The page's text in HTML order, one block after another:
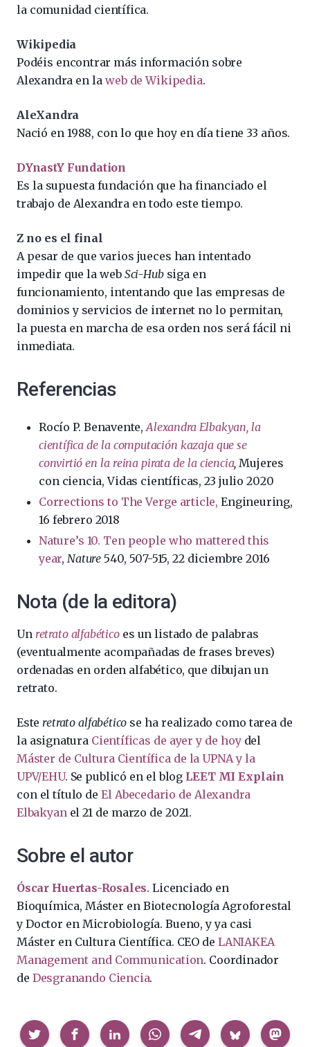
la comunidad científica.
Wikipedia
Podéis encontrar más información sobre
Alexandra en laweb de Wikipedia.
AleXandra
Nació en 1988, con lo que hoy en día tiene 33 años.
DYnastY Fundation
Es la supuesta fundación que ha financiado el
trabajo de Alexandra en todo este tiempo.
Z no es el final
A pesar de que varios jueces han intentado
impedir que la web Sci-Hubsiga en
funcionamiento, intentando que las empresas de
dominios y servicios de internet no lo permitan,
la puesta en marcha de esa orden nos será fácil ni
inmediata.
Referencias
Rocío P. Benavente,Alexandra Elbakyan, la
científica de la computación kazaja que se
convirtió en la reina pirata de la ciencia, Mujeres
con ciencia, Vidas científicas, 23 julio 2020
Corrections to The Verge article, Engineuring,
16 febrero 2018
Nature’s 10. Ten people who mattered this
year, Nature540, 507-515, 22 diciembre 2016
Nota (de la editora)
Un retrato alfabéticoes un listado de palabras
(eventualmente acompañadas de frases breves)
ordenadas en orden alfabético, que dibujan un
retrato.
Este retrato alfabético se ha realizado como tarea de
la asignatura Científicas de ayer y de hoydel
Máster de Cultura Científica de la UPNA y la
UPV/EHU. Se publicó en el blog LEET MI Explain
con el título deEl Abecedario de Alexandra
Elbakyan el 21 de marzo de 2021.
Sobre el autor
Óscar Huertas-Rosales. Licenciado en
Bioquímica, Máster en Biotecnología Agroforestal
y Doctor en Microbiología. Bueno, y ya casi
Máster en Cultura Científica. CEO deLANIAKEA
Management and Communication. Coordinador
de Desgranando Ciencia.
Compartir